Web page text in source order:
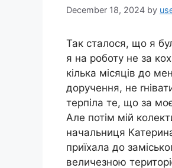
December 18, 2024 by
Так сталося, що я
я на роботу не за
кілька місяців до
доручення, не
терпіла те, що за
Але потім мій
начальниця
приїхала до
величезною